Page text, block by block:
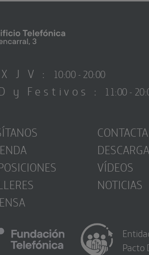
J V : 10:00 - 20:00
y Festivos : 11:00 -
CONTACTA
VÍDEOS
NOTICIAS
Pacto